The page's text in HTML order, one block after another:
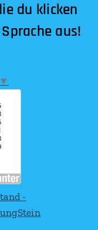
du klicken
aus!
▼